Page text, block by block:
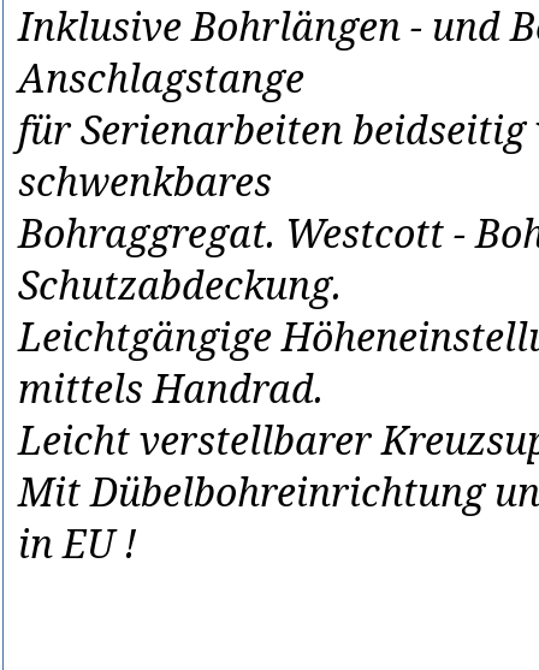
Inklusive Bohrlängen - und
Anschlagstange
für Serienarbeiten
schwenkbares
Bohraggregat. Westcott -
Schutzabdeckung.
Leichtgängige
mittels Handrad.
Leicht verstellbarer
Mit Dübelbohreinrichtung
in EU !